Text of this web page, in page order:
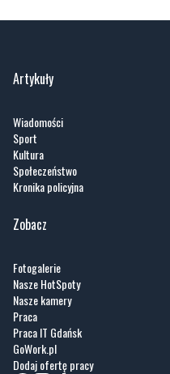
Artykuły
Wiadomości
Sport
Kultura
Społeczeństwo
Kronika policyjna
Zobacz
Fotogalerie
Nasze HotSpoty
Nasze kamery
Praca
Praca IT Gdańsk
GoWork.pl
Dodaj ofertę pracy